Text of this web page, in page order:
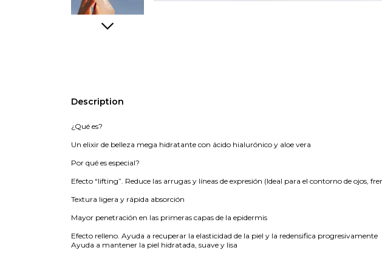
Description
¿Qué es?
Un elixir de belleza mega hidratante con ácido hialurónico y aloe vera
Por qué es especial?
Efecto “lifting”. Reduce las arrugas y líneas de expresión (Ideal para el contorno de ojos,
Textura ligera y rápida absorción
Mayor penetración en las primeras capas de la epidermis
Efecto relleno. Ayuda a recuperar la elasticidad de la piel y la redensifica progresivamente
Ayuda a mantener la piel hidratada, suave y lisa